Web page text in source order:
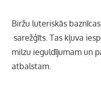
Biržu luteriskās
sarežģīts. Tas kļuva
milzu ieguldījumam un
atbalstam.